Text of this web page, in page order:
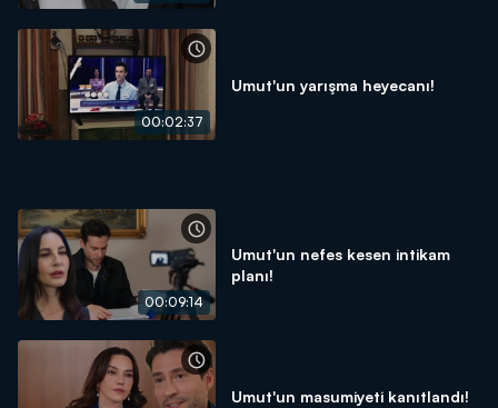
00:02:37
Umut'un yarışma heyecanı!
00:09:14
Umut'un nefes kesen intikam
planı!
Umut'un masumiyeti kanıtlandı!